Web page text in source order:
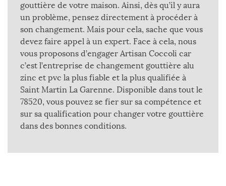
gouttière de votre maison. Ainsi, dès qu’il y aura
un problème, pensez directement à procéder à
son changement. Mais pour cela, sache que vous
devez faire appel à un expert. Face à cela, nous
vous proposons d’engager Artisan Coccoli car
c’est l’entreprise de changement gouttière alu
zinc et pvc la plus fiable et la plus qualifiée à
Saint Martin La Garenne. Disponible dans tout le
78520, vous pouvez se fier sur sa compétence et
sur sa qualification pour changer votre gouttière
dans des bonnes conditions.